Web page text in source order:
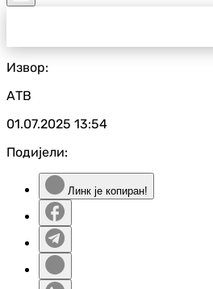
Извор:
АТВ
01.07.2025 13:54
Подијели:
Линк је копиран!